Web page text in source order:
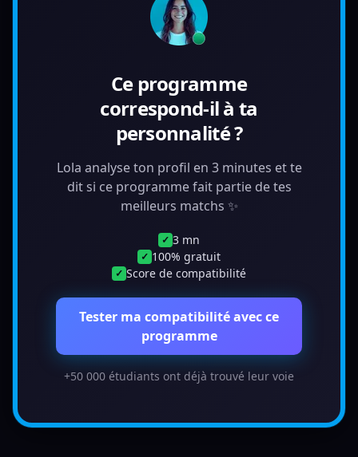
Ce programme
correspond-il à ta
personnalité ?
Lola analyse ton profil en 3 minutes et te
dit si ce programme fait partie de tes
meilleurs matchs ✨
✓ 3 mn
✓ 100% gratuit
✓ Score de compatibilité
Tester ma compatibilité avec ce
programme
+50 000 étudiants ont déjà trouvé leur voie